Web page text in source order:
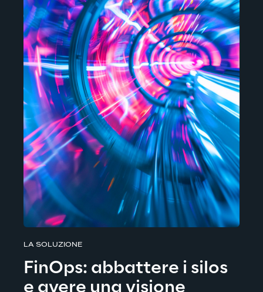
LA SOLUZIONE
FinOps: abbattere i silos
e avere una visione